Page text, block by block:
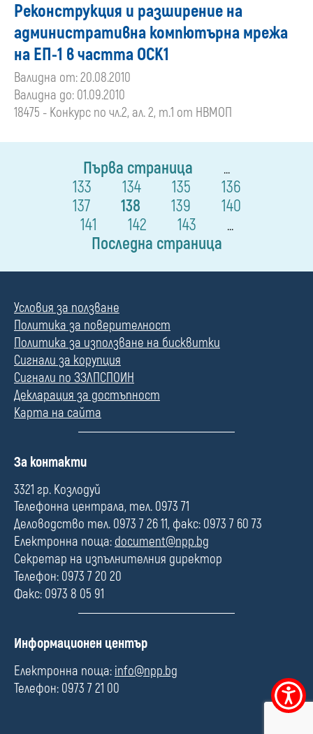
Меню
за
Реконструкция и разширение на
административна компютърна мрежа
на ЕП-1 в частта ОСК1
Валидна от: 20.08.2010
Валидна до: 01.09.2010
18475 - Конкурс по чл.2, ал. 2, т.1 от НВМОП
Първа страница ...
133 134 135
136
137
138 139
140
141
142 143 ...
Последна страница
Условия за ползване
Политика за поверителност
Политика за използване на бисквитки
Сигнали за корупция
Сигнали по ЗЗЛПСПОИН
Декларация за достъпност
Карта на сайта
П
л
е
За контакти
3321 гр. Козлодуй
Телефонна централа, тел. 0973 71
Деловодство тел. 0973 7 26 11, факс: 0973 7 60 73
Електронна поща: document@npp.bg
Секретар на изпълнителния директор
Телефон: 0973 7 20 20
Факс: 0973 8 05 91
П
л
е
Информационен център
Електронна поща: info@npp.bg
Телефон: 0973 7 21 00